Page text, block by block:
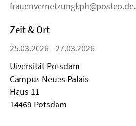
frauenvernetzungkph@posteo.de.
Zeit & Ort
25.03.2026 - 27.03.2026
Uiversität Potsdam
Campus Neues Palais
Haus 11
14469 Potsdam